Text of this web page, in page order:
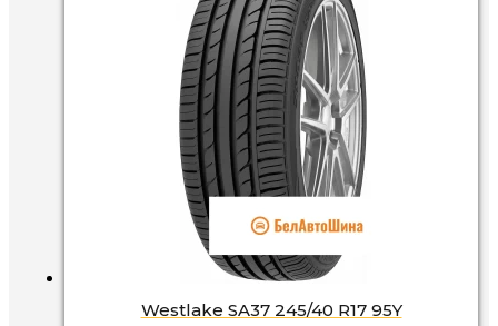
Westlake SA37 245/40 R17 95Y